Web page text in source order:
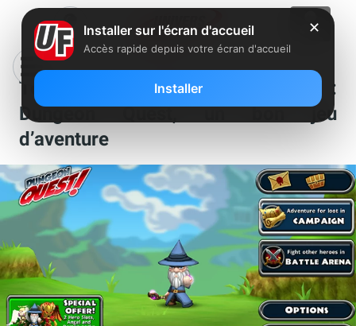
Test appli Freebox Mini 4K :
Dungeon Quest, un bon jeu
d’aventure
✕
Installer sur l'écran d'accueil
Accès rapide depuis votre écran d'accueil
Installer